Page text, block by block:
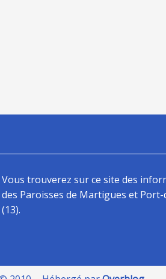
Vous trouverez sur ce site des
des Paroisses de Martigues et
(13).